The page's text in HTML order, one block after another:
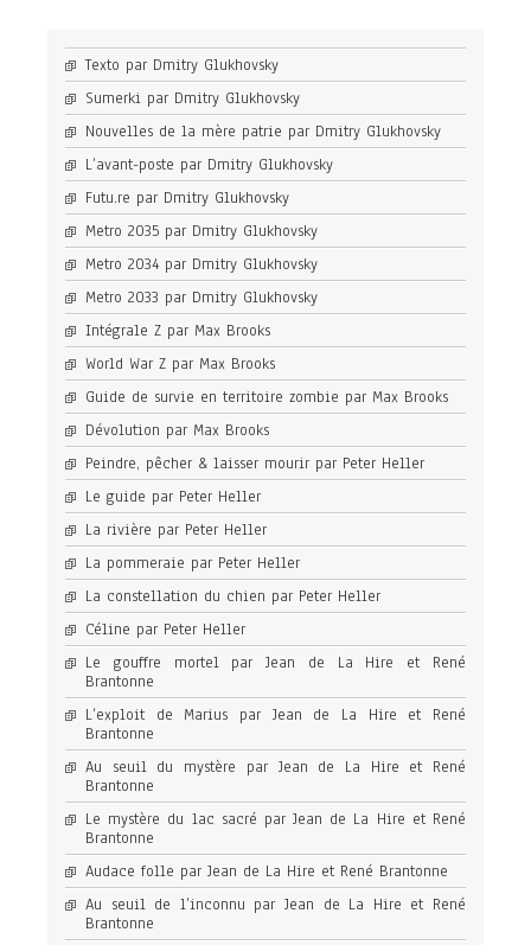
Texto par Dmitry Glukhovsky
Sumerki par Dmitry Glukhovsky
Nouvelles de la mère patrie par Dmitry Glukhovsky
L’avant-poste par Dmitry Glukhovsky
Futu.re par Dmitry Glukhovsky
Metro 2035 par Dmitry Glukhovsky
Metro 2034 par Dmitry Glukhovsky
Metro 2033 par Dmitry Glukhovsky
Intégrale Z par Max Brooks
World War Z par Max Brooks
Guide de survie en territoire zombie par Max Brooks
Dévolution par Max Brooks
Peindre, pêcher & laisser mourir par Peter Heller
Le guide par Peter Heller
La rivière par Peter Heller
La pommeraie par Peter Heller
La constellation du chien par Peter Heller
Céline par Peter Heller
Le gouffre mortel par Jean de La Hire et René
Brantonne
L’exploit de Marius par Jean de La Hire et René
Brantonne
Au seuil du mystère par Jean de La Hire et René
Brantonne
Le mystère du lac sacré par Jean de La Hire et René
Brantonne
Audace folle par Jean de La Hire et René Brantonne
Au seuil de l’inconnu par Jean de La Hire et René
Brantonne